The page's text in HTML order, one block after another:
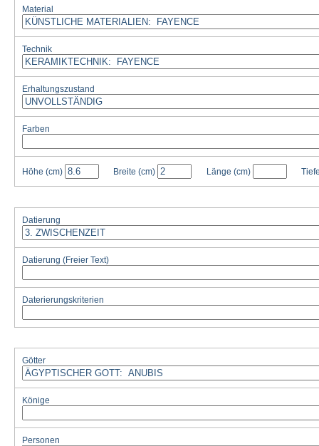
Material
Technik
Erhaltungszustand
Farben
Höhe (cm) Breite (cm) Länge (cm)
Datierung
Datierung (Freier Text)
Daterierungskriterien
Götter
Könige
Personen